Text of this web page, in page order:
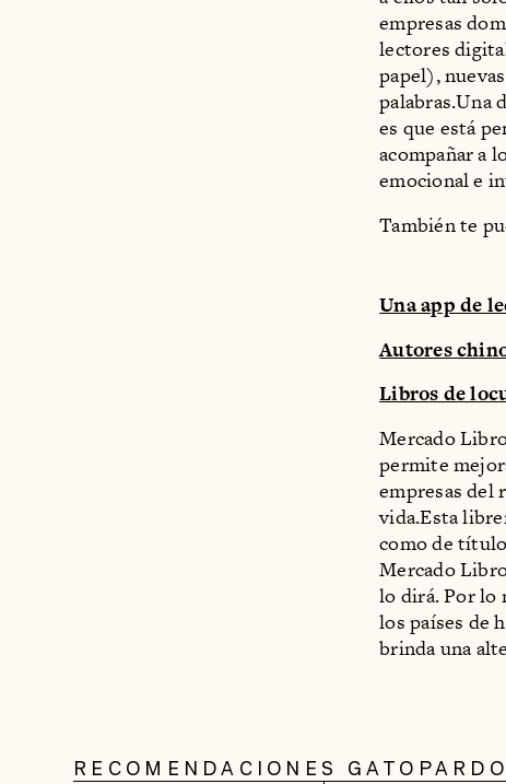
empresas
lectores
papel),
palabras.Una
es que está
acompañar a
emocional e
También te
Una app de
Autores
Libros de
Mercado
permite
empresas del
vida.Esta
como de
Mercado
lo dirá. Por lo
los países de
brinda una
RECOMENDACIONES GATOPARDO